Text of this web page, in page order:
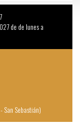
de de lunes a
San Sebastián)